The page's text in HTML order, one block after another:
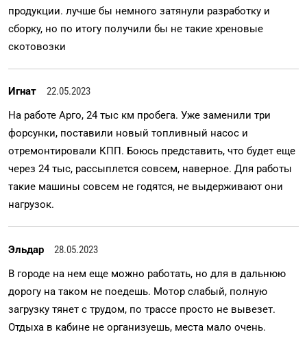
продукции. лучше бы немного затянули разработку и
сборку, но по итогу получили бы не такие хреновые
скотовозки
Игнат
22.05.2023
На работе Арго, 24 тыс км пробега. Уже заменили три
форсунки, поставили новый топливный насос и
отремонтировали КПП. Боюсь представить, что будет еще
через 24 тыс, рассыплется совсем, наверное. Для работы
такие машины совсем не годятся, не выдерживают они
нагрузок.
Эльдар
28.05.2023
В городе на нем еще можно работать, но для в дальнюю
дорогу на таком не поедешь. Мотор слабый, полную
загрузку тянет с трудом, по трассе просто не вывезет.
Отдыха в кабине не организуешь, места мало очень.